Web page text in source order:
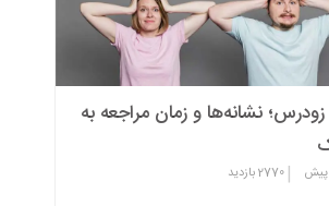
نشانه‌ها و زمان مراجعه به
|
2770بازدید